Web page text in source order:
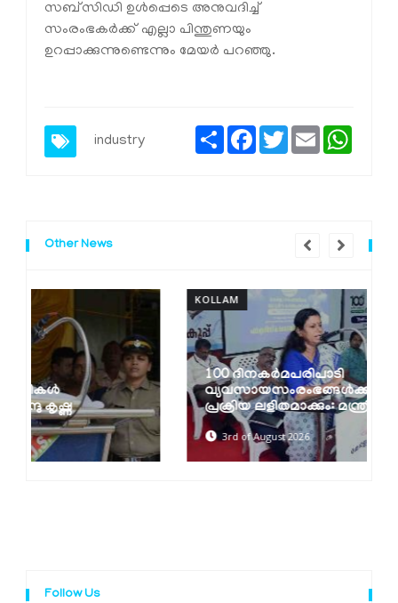
സബ്സിഡി ഉള്‍പ്പെടെ അനുവദിച്ച്
സംരംഭകര്‍ക്ക് എല്ലാ പിന്തുണയും
ഉറപ്പാക്കുന്നുണ്ടെന്നും മേയര്‍ പറഞ്ഞു.
industry
ShareFacebook
TwitterEmail
Other News
100 ദിനകര്‍മപരിപാടി
വ്യവസായസംരംഭങ്ങള്‍ക്ക് ലൈസന്‍സ്
പ്രക്രിയ ലളിതമാക്കും: മന്ത്രി...
3rd of August 2026
Follow Us